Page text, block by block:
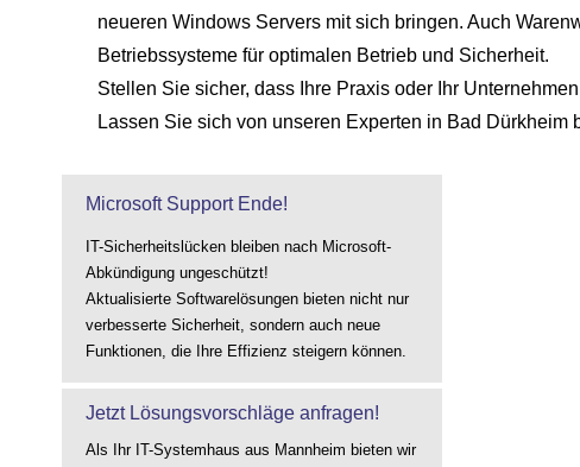
neueren Windows Servers mit sich bringen. Auch
Betriebssysteme für optimalen Betrieb und Sicherheit.
Stellen Sie sicher, dass Ihre Praxis oder Ihr
Lassen Sie sich von unseren Experten in Bad
Microsoft Support Ende!
IT-Sicherheitslücken bleiben nach Microsoft-
Abkündigung ungeschützt!
Aktualisierte Softwarelösungen bieten nicht nur
verbesserte Sicherheit, sondern auch neue
Funktionen, die Ihre Effizienz steigern können.
Jetzt Lösungsvorschläge anfragen!
Als Ihr IT-Systemhaus aus Mannheim bieten wir